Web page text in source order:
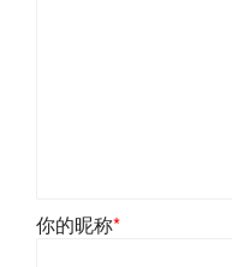
你的昵称*